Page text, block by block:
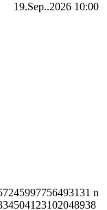
19.Sep..2026 10:00